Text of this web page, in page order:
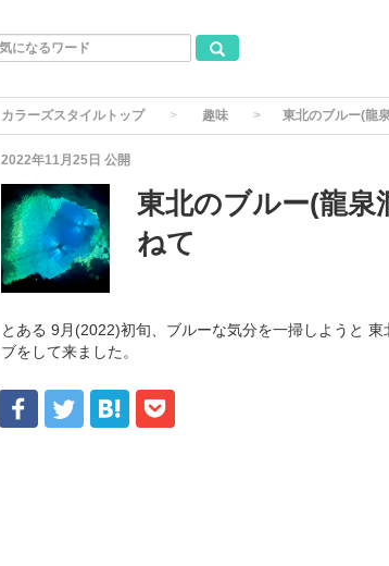
カラーズスタイルトップ 趣味 東北のブルー(龍
2022年11月25日 公開
東北のブルー(龍泉
ねて
とある 9月(2022)初旬、ブルーな気分を一掃しようと
ブをして来ました。